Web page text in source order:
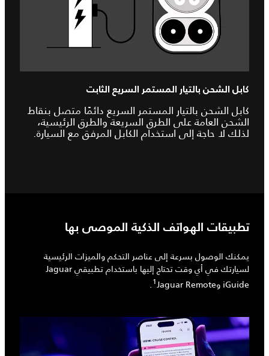
كابل الشحن بالتيار المستمر السريع الثابت
كابل الشحن بالتيار المستمر السريع دائمًا متصل بنقاط
الشحن العامة على الطرق السريعة والطرق الرئيسية،
لذلك لا حاجة إلى استخدام الكابل المرفق مع السيارة.
تطبيقات الهواتف الذكية الموصى بها
يمكنك الوصول بسرعة إلى عناصر التحكم والميزات الرئيسية
لسيارتك في أي وقت تحتاج إليها باستخدام تطبيقي Jaguar
iGuide وJaguar Remote‏
1
.